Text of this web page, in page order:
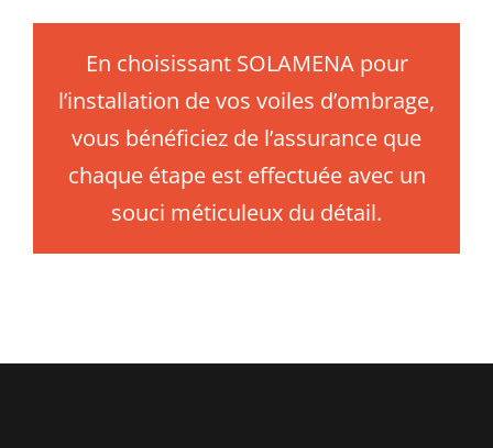
En choisissant SOLAMENA pour
l’installation de vos voiles d’ombrage,
vous bénéficiez de l’assurance que
chaque étape est effectuée avec un
souci méticuleux du détail.